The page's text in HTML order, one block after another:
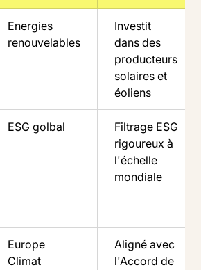
Energies
renouvelables
Investit
dans des
producteurs
solaires et
éoliens
ESG golbal
Filtrage ESG
rigoureux à
l'échelle
mondiale
Europe
Climat
Aligné avec
l'Accord de